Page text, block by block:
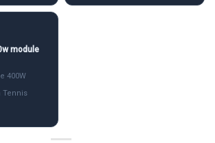
module
400W
Tennis